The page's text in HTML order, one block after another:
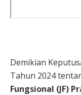
Demikian
Tahun 2024
Fungsional (JF)